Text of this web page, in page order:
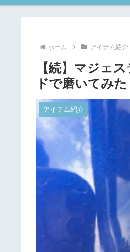
ホーム アイテム紹介
【続】マジェ
ドで磨いてみた
アイテム紹介